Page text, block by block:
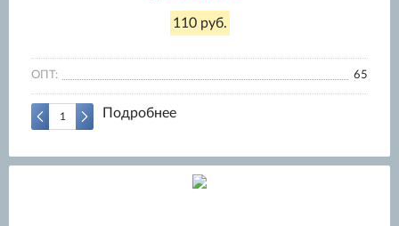
110 руб.
ОПТ: 65
Подробнее